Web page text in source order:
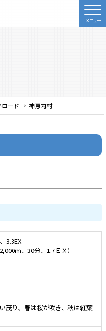
益財団法人 北海道健康づくり財
ロード 神恵内村
3.3EX
ｍ、30分、1.7ＥＸ）
茂り、春は桜が咲き、秋は紅葉